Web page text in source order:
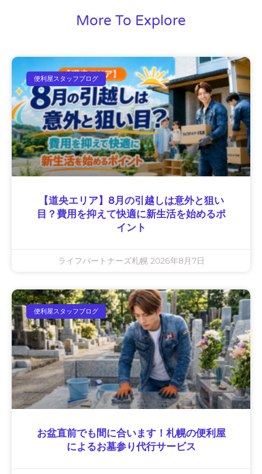
More To Explore
便利屋スタッフブログ
【道央エリア】8月の引越しは意外と狙い
目？費用を抑えて快適に新生活を始めるポ
イント
ライフパートナーズ札幌 2026年8月7日
便利屋スタッフブログ
お盆直前でも間に合います！札幌の便利屋
によるお墓参り代行サービス